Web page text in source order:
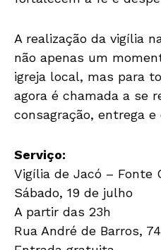
A realização da vigília
não apenas um
igreja local, mas para
agora é chamada a se
consagração, entrega
Serviço:
Vigília de Jacó – Fonte
Sábado, 19 de julho
A partir das 23h
Rua André de Barros,